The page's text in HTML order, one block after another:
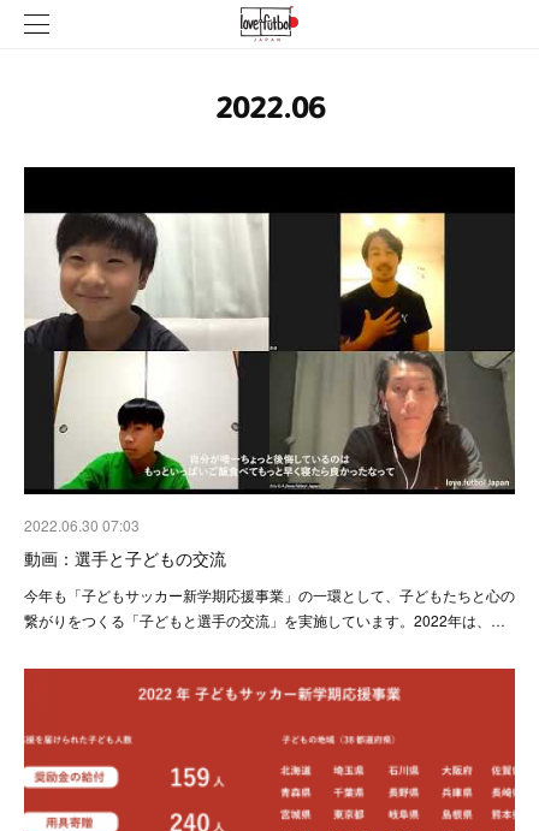
2022.06
2022.06.30 07:03
動画：選手と子どもの交流
今年も「子どもサッカー新学期応援事業」の一環として、子どもたちと心の
繋がりをつくる「子どもと選手の交流」を実施しています。2022年は、…